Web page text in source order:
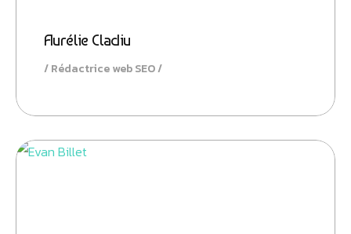
Aurélie Cladiu
Rédactrice web SEO